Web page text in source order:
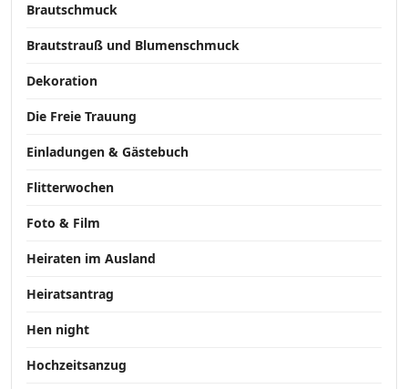
Brautschmuck
Brautstrauß und Blumenschmuck
Dekoration
Die Freie Trauung
Einladungen & Gästebuch
Flitterwochen
Foto & Film
Heiraten im Ausland
Heiratsantrag
Hen night
Hochzeitsanzug